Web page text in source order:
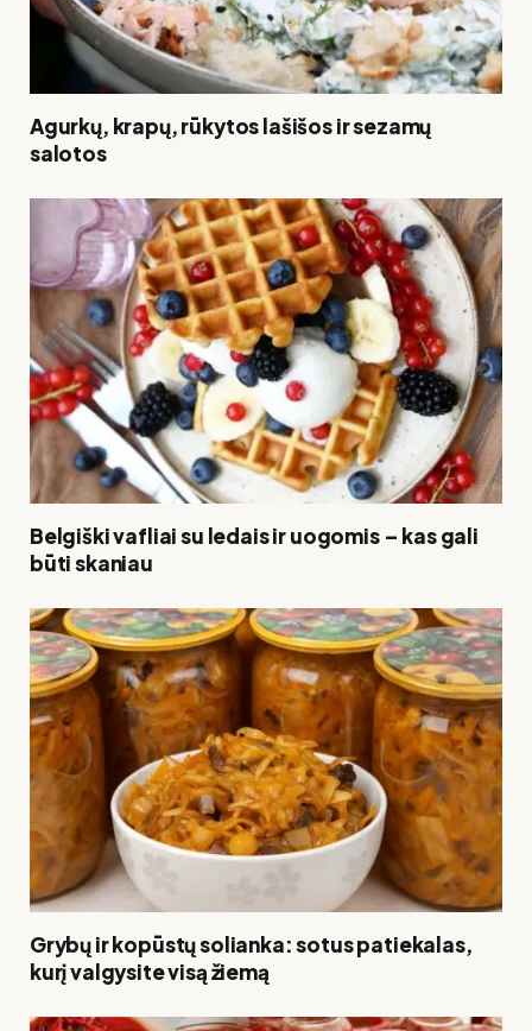
Agurkų, krapų, rūkytos lašišos ir sezamų
salotos
Belgiški vafliai su ledais ir uogomis – kas gali
būti skaniau
Grybų ir kopūstų solianka: sotus patiekalas,
kurį valgysite visą žiemą